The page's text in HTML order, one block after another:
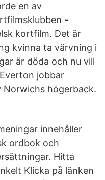
en av
-
kortfilm. Det är
kvinna ta värvning i
är döda och nu vill
jobbar
Norwichs högerback.
innehåller
ordbok och
Hitta
Klicka på länken